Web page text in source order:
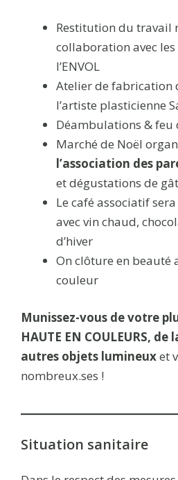
Restitution du travail
collaboration avec les
l’ENVOL
Atelier de fabrication
l’artiste plasticienne
Déambulations & feu
Marché de Noël
l’association des
et dégustations de
Le café associatif
avec vin chaud,
d’hiver
On clôture en beauté
couleur
Munissez-vous de votre
HAUTE EN COULEURS,
autres objets lumineuxet
nombreux.ses !
Situation sanitaire